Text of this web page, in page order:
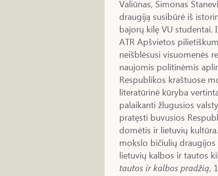
Valiūnas, Simonas
draugiją susibūrė iš
bajorų kilę VU studentai.
ATR Apšvietos
neišblėsusi visuomenės
naujomis politinėmis
Respublikos kraštuose
literatūrinė kūryba
palaikanti žlugusios
pratęsti buvusios
domėtis ir lietuvių
mokslo bičiulių draugijos
lietuvių kalbos ir tautos
tautos ir kalbos pradžią,